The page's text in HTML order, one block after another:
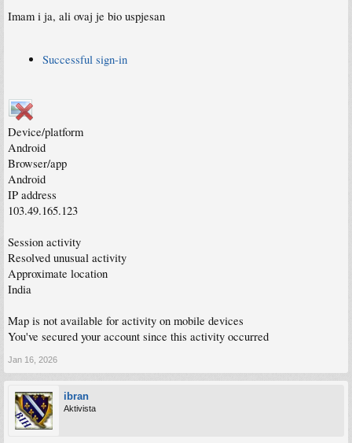
Imam i ja, ali ovaj je bio uspjesan
Successful sign-in
Device/platform
Android
Browser/app
Android
IP address
103.49.165.123
Session activity
Resolved unusual activity
Approximate location
India
Map is not available for activity on mobile devices
You've secured your account since this activity occurred
Jan 16, 2026
ibran
Aktivista